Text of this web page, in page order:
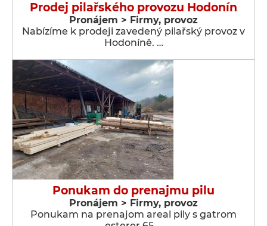
Prodej pilařského provozu Hodonín
Pronájem > Firmy, provoz
Nabízíme k prodeji zavedený pilařský provoz v
Hodoníně. …
Ponukam do prenajmu pilu
Pronájem > Firmy, provoz
Ponukam na prenajom areal pily s gatrom